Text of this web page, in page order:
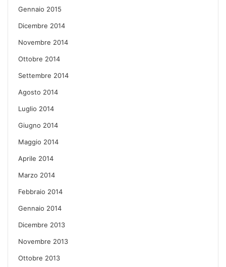
Gennaio 2015
Dicembre 2014
Novembre 2014
Ottobre 2014
Settembre 2014
Agosto 2014
Luglio 2014
Giugno 2014
Maggio 2014
Aprile 2014
Marzo 2014
Febbraio 2014
Gennaio 2014
Dicembre 2013
Novembre 2013
Ottobre 2013